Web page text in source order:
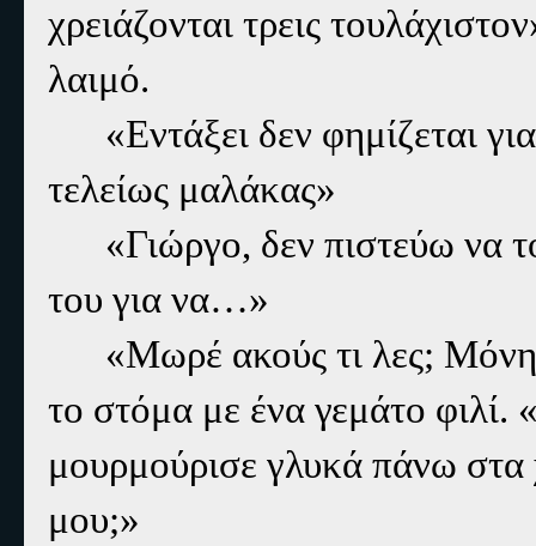
χρειάζονται τρεις
λαιμό.
«Εντάξει δεν φημίζεται
τελείως μαλάκας»
«Γιώργο, δεν πιστεύω να
του για να…»
«Μωρέ ακούς τι λες; Μόνη
το στόμα με ένα γεμάτο
μουρμούρισε γλυκά πάνω στα
μου;»